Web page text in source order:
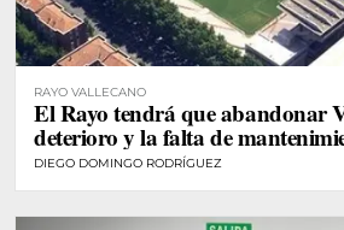
RAYO VALLECANO
El Rayo tendrá que abandonar
deterioro y la falta de
DIEGO DOMINGO RODRÍGUEZ